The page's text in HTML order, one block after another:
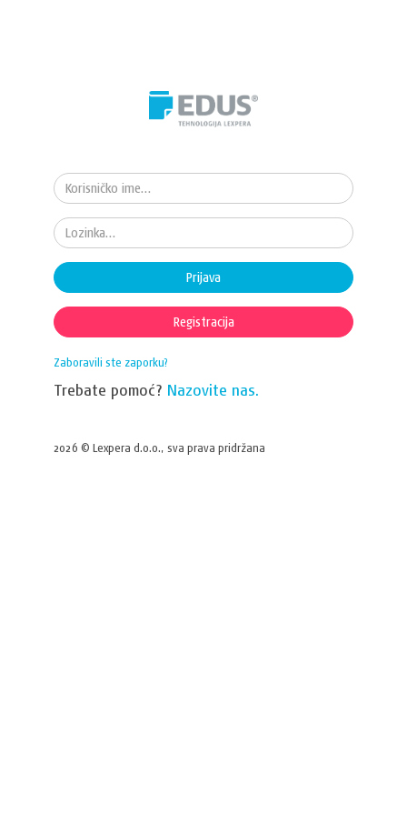
Prijava
Registracija
Zaboravili ste zaporku?
Trebate pomoć? Nazovite nas.
2026 © Lexpera d.o.o., sva prava pridržana